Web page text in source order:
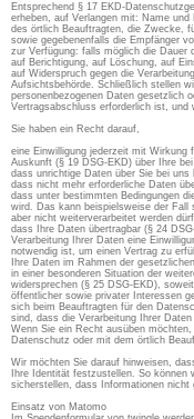
Entsprechend § 17 EKD-
erheben, auf Verlangen mit: Name
des örtlich Beauftragten, die Zwecke,
sowie gegebenenfalls die Empfänger
zur Verfügung: falls möglich die Dauer
auf Berichtigung, auf Löschung, auf
auf Widerspruch gegen die
Aufsichtsbehörde. Schließlich stellen
personenbezogenen Daten gesetzlich
Vertragsabschluss erforderlich ist, und
Sie haben ein Recht darauf,
eine Einwilligung jederzeit mit Wirkung
Auskunft (§ 19 DSG-EKD) über Ihre
dass unrichtige Daten über Sie bei
dass nicht mehr erforderliche Daten
dass unter bestimmten Bedingungen
wird. Das kann beispielsweise der
aber nicht weiterverarbeitet werden
dass Ihre Daten übertragbar (§ 24
Verarbeitung Ihrer Daten eine
notwendig ist, um einen Vertrag zu
Ihre Daten im Rahmen der
in einer besonderen Situation der
widersprechen (§ 25 DSG-EKD),
öffentlicher sowie privater Interessen
sich beim Beauftragten für den
sind, dass die Verarbeitung Ihrer
Wenn Sie ein Recht ausüben
Datenschutz oder mit dem örtlich
Wir möchten Sie darauf hinweisen,
Ihre Identität festzustellen. So
sicherstellen, dass Informationen nicht
Einsatz von Matomo